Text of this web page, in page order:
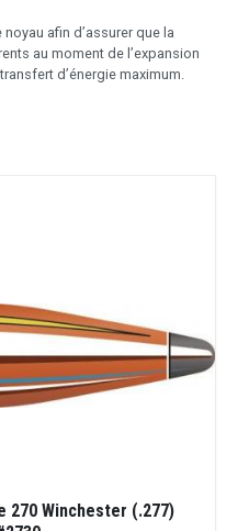
afin d’assurer que la
au moment de l’expansion
d’énergie maximum.
270 Winchester (.277)